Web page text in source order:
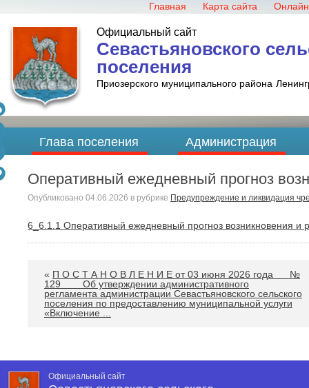
Главная Карта сайта
Официальный сайт
Севастьяновского
поселения
Приозерского муниципального района
Глава поселения Администрация
Оперативный ежедневный прогноз
Опубликовано 04.06.2026 в рубрике Предупреждение и ликвидация
6_6.1.1 Оперативный ежедневный прогноз возникновения и
« П О С Т А Н О В Л Е Н И Е от 03 июня 2026 года №
129 Об утверждении административного
регламента администрации Севастьяновского сельского
поселения по предоставлению муниципальной услуги
«Включение ...
Официальный сайт